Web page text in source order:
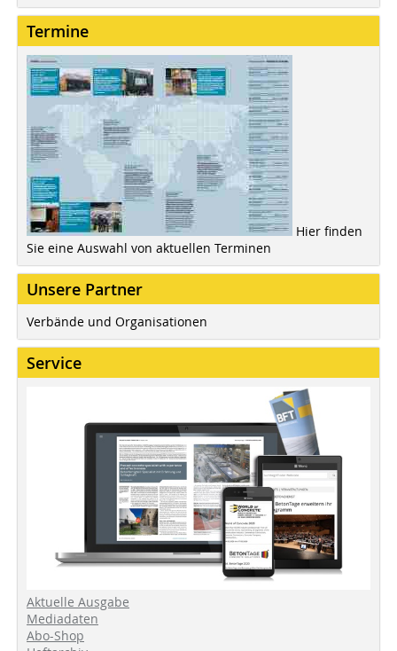
Termine
Hier finden
Sie eine Auswahl von aktuellen Terminen
Unsere Partner
Verbände und Organisationen
Service
Aktuelle Ausgabe
Mediadaten
Abo-Shop